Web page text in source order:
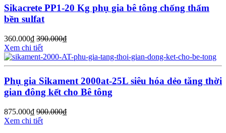
Sikacrete PP1-20 Kg phụ gia bê tông chống thấm
bền sulfat
360.000₫ 390.000₫
Xem chi tiết
Phụ gia Sikament 2000at-25L siêu hóa dẻo tăng thời
gian đông kết cho Bê tông
875.000₫ 900.000₫
Xem chi tiết